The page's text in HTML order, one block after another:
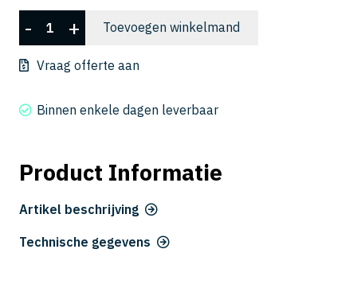
UDCLBF
2002-
0075
- + Toevoegen winkelmand
Vraag offerte aan
Binnen enkele dagen leverbaar
Product Informatie
Artikel beschrijving
Technische gegevens